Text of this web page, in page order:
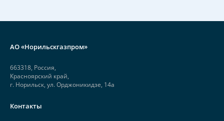
АО «Норильскгазпром»
663318, Россия,
Красноярский край,
г. Норильск, ул. Орджоникидзе, 14а
Контакты